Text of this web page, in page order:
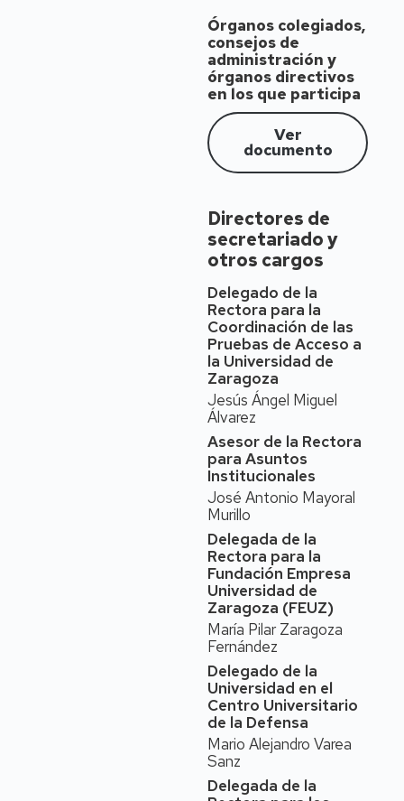
Catedrática de
Sanidad Animal(2020),
ha desempeñado su
labor docente principal
en el Departamento de
Patología Animal,
Facultad de Veterinaria,
Universidad de Zaragoza.
investigadora, ha
realizado estancias de
investigación en Centros
Internacionales de
reconocido prestigio. Ha
publicado artículos
científicos en revistas de
investigación
internacionales de alto
impacto científico, tipo
Nature Communications
y PNAS (Proceedings of
the National Academy of
Sciences of the United
States of America). Su
línea principal de
investigación es en el
campo de las
enfermedades priónicas
y neurodegenerativas,
también en patógenos
entéricos animales, y
recientemente en
coronavirus.
Con respecto a su
experiencia en gestión
universitaria, ha
desempeñado los cargos
deCoordinadora del
Máster de Iniciación a
la Investigación en
Órganos colegiados,
consejos de
administración y
órganos directivos
en los que participa
Ver
documento
Directores de
secretariado y
otros cargos
Delegado de la
Rectora para la
Coordinación de las
Pruebas de Acceso a
la Universidad de
Zaragoza
Jesús Ángel Miguel
Álvarez
Asesor de la Rectora
para Asuntos
Institucionales
José Antonio Mayoral
Murillo
Delegada de la
Rectora para la
Fundación Empresa
Universidad de
Zaragoza (FEUZ)
María Pilar Zaragoza
Fernández
Delegado de la
Universidad en el
Centro Universitario
de la Defensa
Mario Alejandro Varea
Sanz
Delegada de la